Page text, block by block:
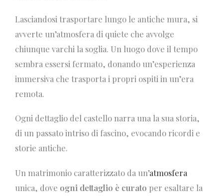
Lasciandosi trasportare lungo le antiche mura, si
avverte un’atmosfera di quiete che avvolge
chiunque varchi la soglia. Un luogo dove il tempo
sembra essersi fermato, donando un’esperienza
immersiva che trasporta i propri ospiti in un’era
remota.
Ogni dettaglio del castello narra una la sua storia,
di un passato intriso di fascino, evocando ricordi e
storie antiche.
Un matrimonio caratterizzato da un’atmosfera
unica, dove ogni dettaglio è curato per esaltare la